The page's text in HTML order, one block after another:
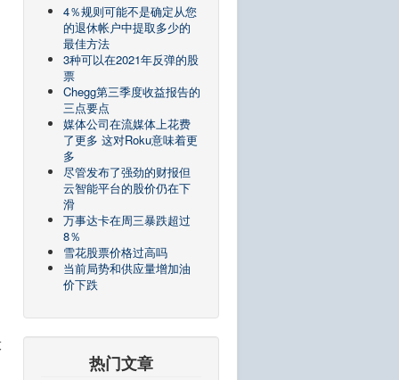
4％规则可能不是确定从您
的退休帐户中提取多少的
最佳方法
3种可以在2021年反弹的股
票
Chegg第三季度收益报告的
三点要点
媒体公司在流媒体上花费
了更多 这对Roku意味着更
多
尽管发布了强劲的财报但
云智能平台的股价仍在下
滑
万事达卡在周三暴跌超过
8％
雪花股票价格过高吗
当前局势和供应量增加油
价下跌
热门文章